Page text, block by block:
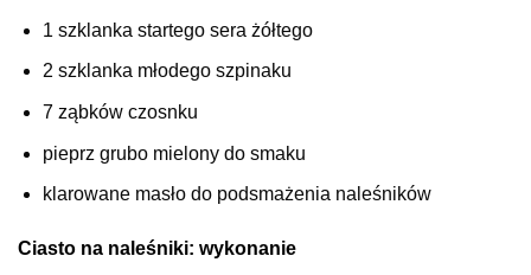
1 szklanka startego sera żółtego
2 szklanka młodego szpinaku
7 ząbków czosnku
pieprz grubo mielony do smaku
klarowane masło do podsmażenia naleśników
Ciasto na naleśniki: wykonanie